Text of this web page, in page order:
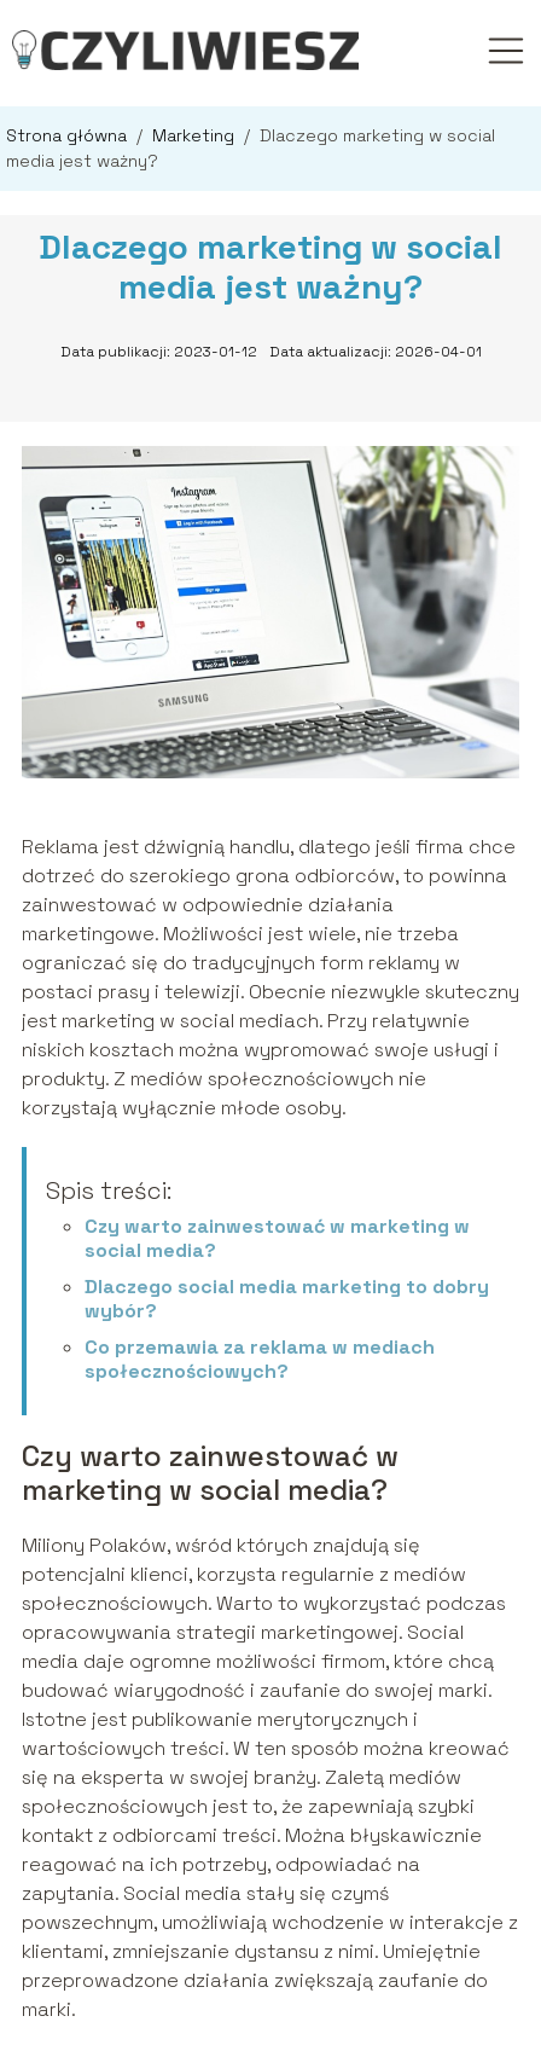
Strona główna / Marketing / Dlaczego marketing w social
media jest ważny?
Dlaczego marketing w social
media jest ważny?
Data publikacji: 2023-01-12 Data aktualizacji: 2026-04-01
Reklama jest dźwignią handlu, dlatego jeśli firma chce
dotrzeć do szerokiego grona odbiorców, to powinna
zainwestować w odpowiednie działania
marketingowe. Możliwości jest wiele, nie trzeba
ograniczać się do tradycyjnych form reklamy w
postaci prasy i telewizji. Obecnie niezwykle skuteczny
jest marketing w social mediach. Przy relatywnie
niskich kosztach można wypromować swoje usługi i
produkty. Z mediów społecznościowych nie
korzystają wyłącznie młode osoby.
Spis treści:
Czy warto zainwestować w marketing w
social media?
Dlaczego social media marketing to dobry
wybór?
Co przemawia za reklama w mediach
społecznościowych?
Czy warto zainwestować w
marketing w social media?
Miliony Polaków, wśród których znajdują się
potencjalni klienci, korzysta regularnie z mediów
społecznościowych. Warto to wykorzystać podczas
opracowywania strategii marketingowej. Social
media daje ogromne możliwości firmom, które chcą
budować wiarygodność i zaufanie do swojej marki.
Istotne jest publikowanie merytorycznych i
wartościowych treści. W ten sposób można kreować
się na eksperta w swojej branży. Zaletą mediów
społecznościowych jest to, że zapewniają szybki
kontakt z odbiorcami treści. Można błyskawicznie
reagować na ich potrzeby, odpowiadać na
zapytania. Social media stały się czymś
powszechnym, umożliwiają wchodzenie w interakcje z
klientami, zmniejszanie dystansu z nimi. Umiejętnie
przeprowadzone działania zwiększają zaufanie do
marki.